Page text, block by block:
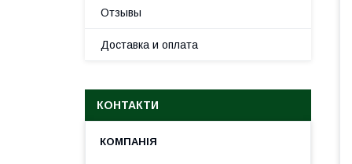
Отзывы
Доставка и оплата
КОНТАКТИ